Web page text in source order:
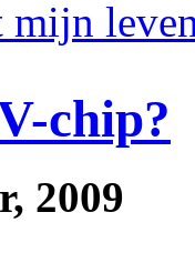
mijn
chip?
2009